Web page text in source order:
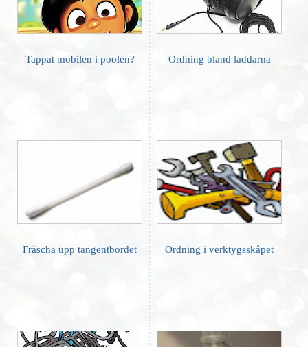
Tappat mobilen i poolen? Ordning bland laddarna
Fräscha upp tangentbordet Ordning i verktygsskåpet